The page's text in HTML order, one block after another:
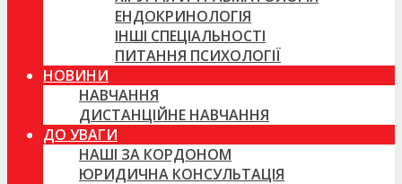
ЕНДОКРИНОЛОГІЯ
ІНШІ СПЕЦІАЛЬНОСТІ
ПИТАННЯ ПСИХОЛОГІЇ
НОВИНИ
НАВЧАННЯ
ДИСТАНЦІЙНЕ НАВЧАННЯ
ДО УВАГИ
НАШІ ЗА КОРДОНОМ
ЮРИДИЧНА КОНСУЛЬТАЦІЯ